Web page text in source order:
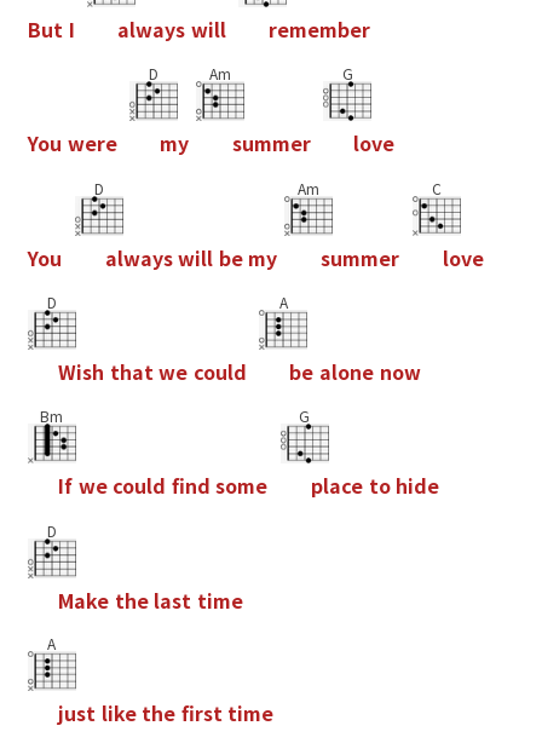
But I always will remember
You were
D
my
Am
summer
G
love
You
D
alwayswill be my
Am
summer
C
love
D
Wish thatwe could
A
be alone now
Bm
If we could fnd some
G
place to hide
D
Make the last time
A
just like the frst time